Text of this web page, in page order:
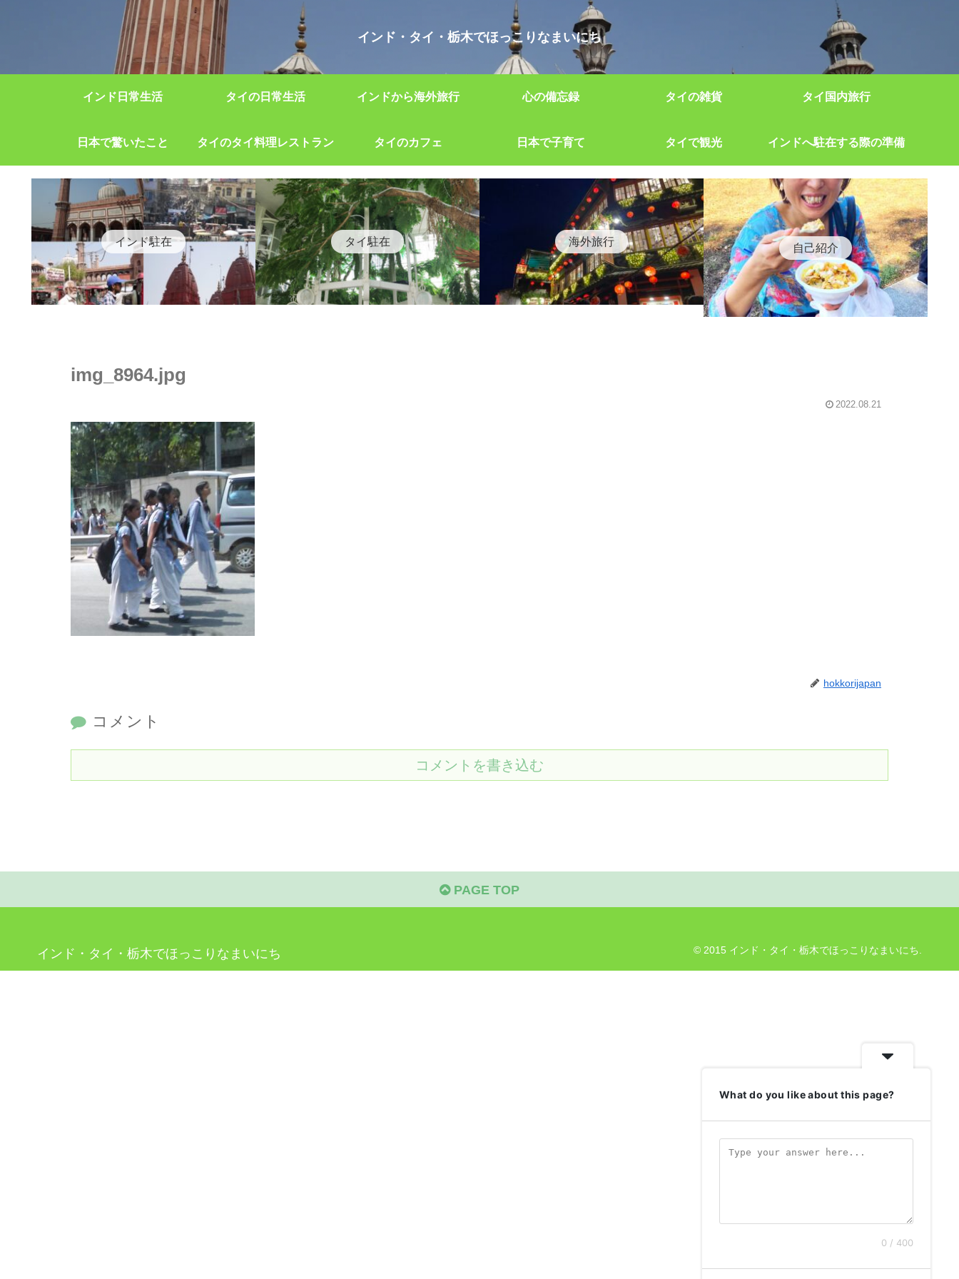
インド・タイ・栃木でほっこりなまいにち
インド日常生活 タイの日常生活 インドから海外旅行 心の備忘録 タイの雑貨 タイ国内旅行
日本で驚いたこと タイのタイ料理レストラン タイのカフェ 日本で子育て タイで観光 インドへ駐在する際の準備
インド駐在 タイ駐在 海外旅行 自己紹介
img_8964.jpg
2022.08.21
hokkorijapan
コメント
コメントを書き込む
PAGE TOP
インド・タイ・栃木でほっこりなまいにち © 2015 インド・タイ・栃木でほっこりなまいにち.
What do you like about this page?
0 / 400